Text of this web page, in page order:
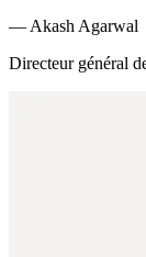
— Akash Agarwal
Directeur général